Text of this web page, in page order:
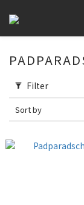
Filter
Sort by